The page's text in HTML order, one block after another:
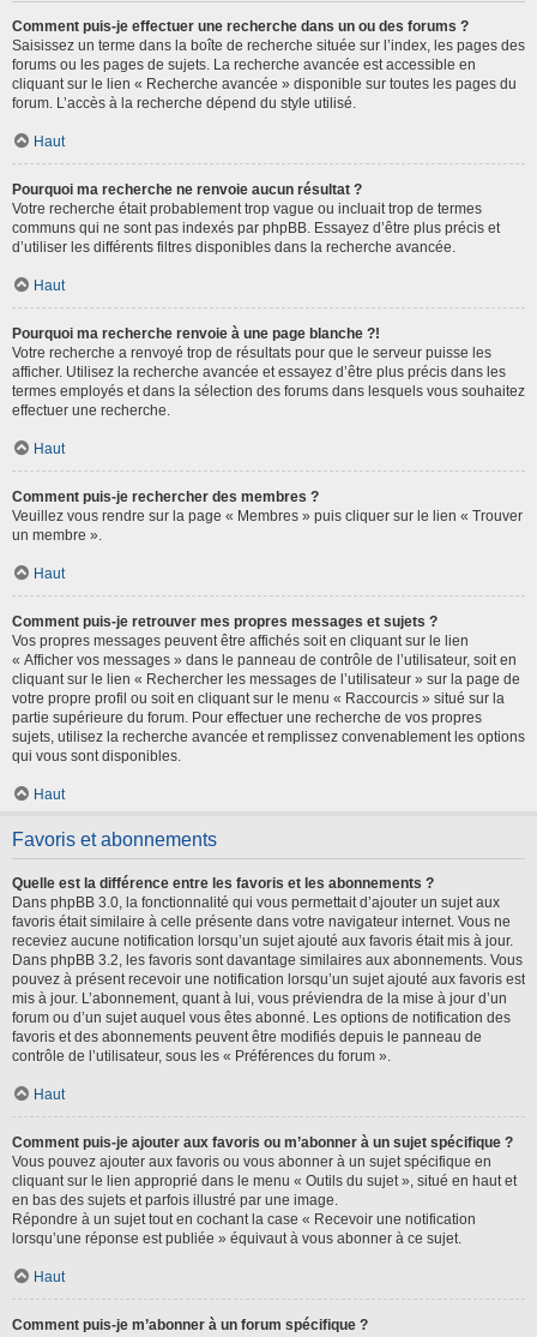
Comment puis-je effectuer une recherche dans un ou des forums ?
Saisissez un terme dans la boîte de recherche située sur l’index, les pages des
forums ou les pages de sujets. La recherche avancée est accessible en
cliquant sur le lien « Recherche avancée » disponible sur toutes les pages du
forum. L’accès à la recherche dépend du style utilisé.
Haut
Pourquoi ma recherche ne renvoie aucun résultat ?
Votre recherche était probablement trop vague ou incluait trop de termes
communs qui ne sont pas indexés par phpBB. Essayez d’être plus précis et
d’utiliser les différents filtres disponibles dans la recherche avancée.
Haut
Pourquoi ma recherche renvoie à une page blanche ?!
Votre recherche a renvoyé trop de résultats pour que le serveur puisse les
afficher. Utilisez la recherche avancée et essayez d’être plus précis dans les
termes employés et dans la sélection des forums dans lesquels vous souhaitez
effectuer une recherche.
Haut
Comment puis-je rechercher des membres ?
Veuillez vous rendre sur la page « Membres » puis cliquer sur le lien « Trouver
un membre ».
Haut
Comment puis-je retrouver mes propres messages et sujets ?
Vos propres messages peuvent être affichés soit en cliquant sur le lien
« Afficher vos messages » dans le panneau de contrôle de l’utilisateur, soit en
cliquant sur le lien « Rechercher les messages de l’utilisateur » sur la page de
votre propre profil ou soit en cliquant sur le menu « Raccourcis » situé sur la
partie supérieure du forum. Pour effectuer une recherche de vos propres
sujets, utilisez la recherche avancée et remplissez convenablement les options
qui vous sont disponibles.
Haut
Favoris et abonnements
Quelle est la différence entre les favoris et les abonnements ?
Dans phpBB 3.0, la fonctionnalité qui vous permettait d’ajouter un sujet aux
favoris était similaire à celle présente dans votre navigateur internet. Vous ne
receviez aucune notification lorsqu’un sujet ajouté aux favoris était mis à jour.
Dans phpBB 3.2, les favoris sont davantage similaires aux abonnements. Vous
pouvez à présent recevoir une notification lorsqu’un sujet ajouté aux favoris est
mis à jour. L’abonnement, quant à lui, vous préviendra de la mise à jour d’un
forum ou d’un sujet auquel vous êtes abonné. Les options de notification des
favoris et des abonnements peuvent être modifiés depuis le panneau de
contrôle de l’utilisateur, sous les « Préférences du forum ».
Haut
Comment puis-je ajouter aux favoris ou m’abonner à un sujet spécifique ?
Vous pouvez ajouter aux favoris ou vous abonner à un sujet spécifique en
cliquant sur le lien approprié dans le menu « Outils du sujet », situé en haut et
en bas des sujets et parfois illustré par une image.
Répondre à un sujet tout en cochant la case « Recevoir une notification
lorsqu’une réponse est publiée » équivaut à vous abonner à ce sujet.
Haut
Comment puis-je m’abonner à un forum spécifique ?